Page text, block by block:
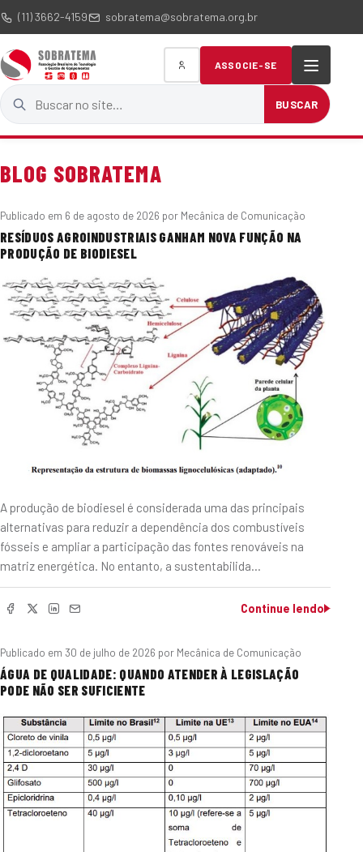
(11) 3662-4159 sobratema@sobratema.org.br
Buscar no site
BUSCAR
ASSOCIE-SE
BLOG SOBRATEMA
Publicado em 6 de agosto de 2026 por Mecânica de Comunicação
RESÍDUOS AGROINDUSTRIAIS GANHAM NOVA FUNÇÃO NA
PRODUÇÃO DE BIODIESEL
A produção de biodiesel é considerada uma das principais
alternativas para reduzir a dependência dos combustíveis
fósseis e ampliar a participação das fontes renováveis na
matriz energética. No entanto, a sustentabilida…
Continue lendo
Publicado em 30 de julho de 2026 por Mecânica de Comunicação
ÁGUA DE QUALIDADE: QUANDO ATENDER À LEGISLAÇÃO
PODE NÃO SER SUFICIENTE